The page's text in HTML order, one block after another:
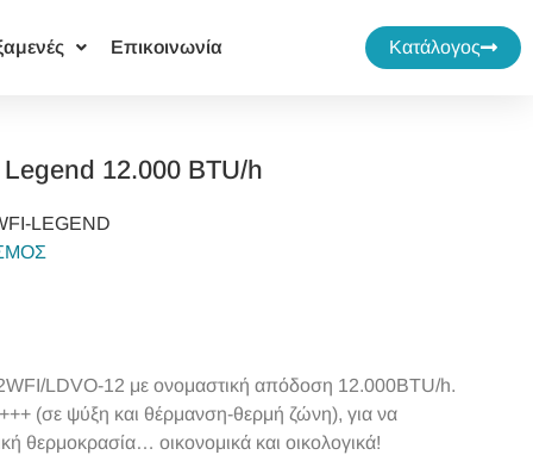
Επικοινωνία Κατάλογος
Legend 12.000 BTU/h
LEGEND
LDVO-12 με ονομαστική απόδοση 12.000BTU/h.
(σε ψύξη και θέρμανση-θερμή ζώνη), για να
θερμοκρασία… οικονομικά και οικολογικά!